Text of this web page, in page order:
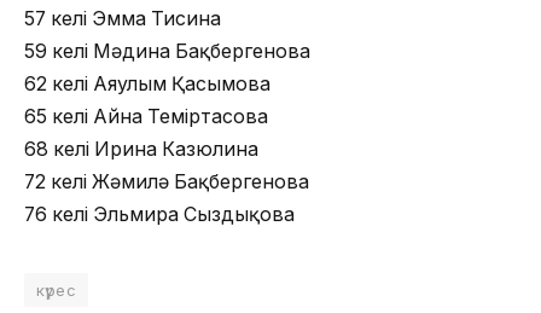
57 келі Эмма Тисина
59 келі Мәдина Бақбергенова
62 келі Аяулым Қасымова
65 келі Айна Теміртасова
68 келі Ирина Казюлина
72 келі Жәмилә Бақбергенова
76 келі Эльмира Сыздықова
күрес